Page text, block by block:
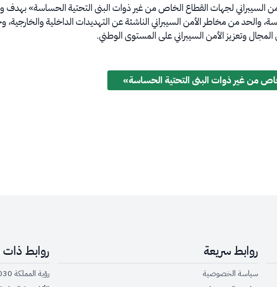
السيبراني لجهات القطاع الخاص من غير ذوات البنى التحتية الحساسة» بهدف
من مخاطر الأمن السيبراني الناشئة عن التهديدات الداخلية والخارجية،
وتعزيز الأمن السيبراني على المستوى الوطني.
من غير ذوات البنى التحتية الحساسة»
روابط سريعة
سياسة الخصوصية
روابط
رؤية المملكة 2030